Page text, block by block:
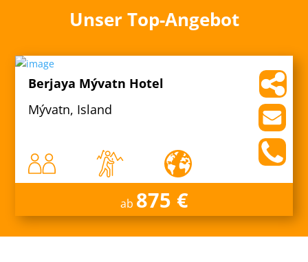
Unser Top-Angebot
Berjaya Mývatn Hotel
Mývatn, Island
ab 875 €